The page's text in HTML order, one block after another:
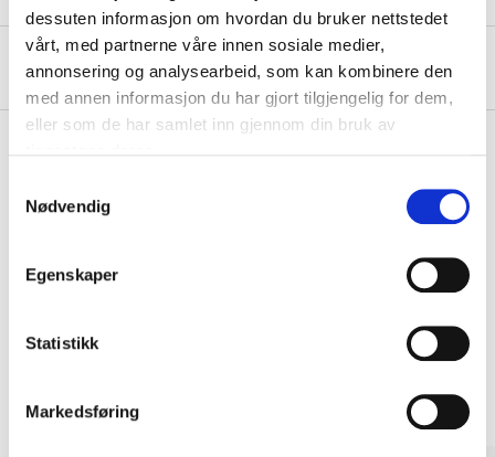
dessuten informasjon om hvordan du bruker nettstedet
vårt, med partnerne våre innen sosiale medier,
annonsering og analysearbeid, som kan kombinere den
med annen informasjon du har gjort tilgjengelig for dem,
eller som de har samlet inn gjennom din bruk av
Nødvendig
Egenskaper
Statistikk
Markedsføring
Om produsenten
Andre kunder har også kjøpt